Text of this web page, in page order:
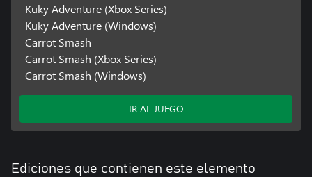
Kuky Adventure (Xbox Series)
Kuky Adventure (Windows)
Carrot Smash
Carrot Smash (Xbox Series)
Carrot Smash (Windows)
IR AL JUEGO
Ediciones que contienen este elemento